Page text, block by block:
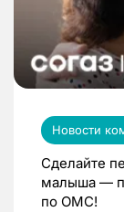
Новости
Сделайте
малыша —
по ОМС!